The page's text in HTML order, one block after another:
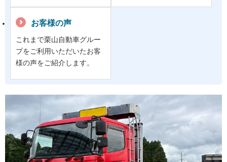
お客様の声
これまで栗山自動車グルー
プをご利用いただいたお客
様の声をご紹介します。